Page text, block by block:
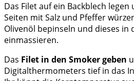
Das Filet auf ein Backblech
Seiten mit Salz und Pfeffer
Olivenöl bepinseln und dieses in
einmassieren.
Das Filet in den Smoker geben
Digitalthermometers tief in das